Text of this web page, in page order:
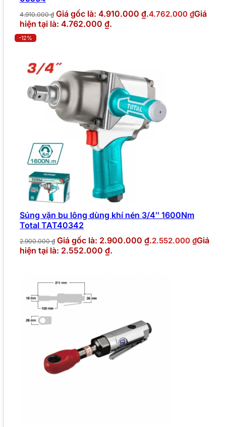
4.910.000₫ Giá gốc là: 4.910.000 ₫.4.762.000 ₫Giá
hiện tại là: 4.762.000 ₫.
-12%
Súng vặn bu lông dùng khí nén 3/4″ 1600Nm
Total TAT40342
2.900.000₫ Giá gốc là: 2.900.000 ₫.2.552.000 ₫Giá
hiện tại là: 2.552.000 ₫.